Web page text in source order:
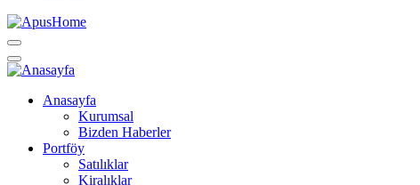
Anasayfa
Kurumsal
Bizden Haberler
Portföy
Satılıklar
Kiralıklar